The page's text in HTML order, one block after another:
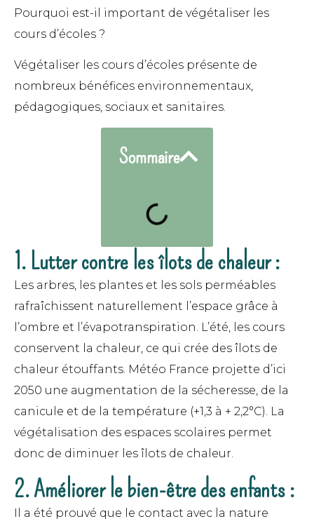
Pourquoi est-il important de végétaliser les
cours d’écoles ?
Végétaliser les cours d’écoles présente de
nombreux bénéfices environnementaux,
pédagogiques, sociaux et sanitaires.
Sommaire
1. Lutter contre les îlots de chaleur :
Les arbres, les plantes et les sols perméables
rafraîchissent naturellement l’espace grâce à
l’ombre et l’évapotranspiration. L’été, les cours
conservent la chaleur, ce qui crée des îlots de
chaleur étouffants. Météo France projette d’ici
2050 une augmentation de la sécheresse, de la
canicule et de la température (+1,3 à + 2,2°C). La
végétalisation des espaces scolaires permet
donc de diminuer les îlots de chaleur.
2. Améliorer le bien-être des enfants :
Il a été prouvé que le contact avec la nature